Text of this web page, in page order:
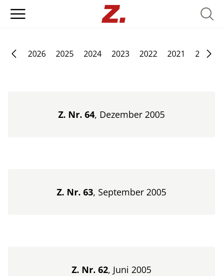
2026 2025 2024 2023 2022 2021 2020
Z. Nr. 64, Dezember 2005
Z. Nr. 63, September 2005
Z. Nr. 62, Juni 2005